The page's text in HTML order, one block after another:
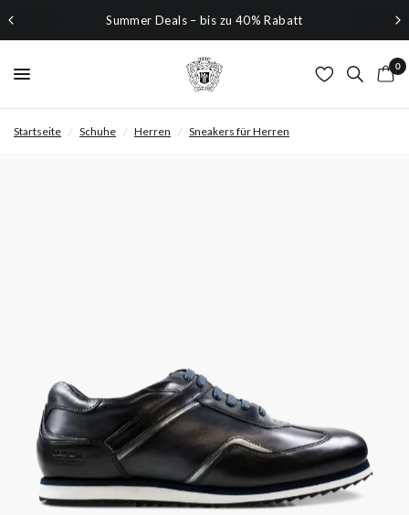
Summer Deals – bis zu 40% Rabatt
0
Startseite / Schuhe / Herren / Sneakers für Herren